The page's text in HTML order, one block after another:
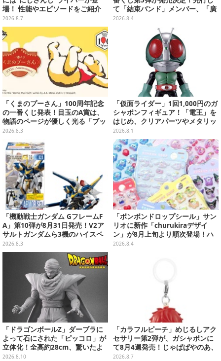
場！ 性能やエピソードをご紹介
2026.8.7
て「結束バンド」メンバー、「廣
井きくり」のメイド衣装フィギュ
2026.8.4
「くまのプーさん」100周年記念
の一番くじ発表！目玉のA賞は、
物語のページが優しく光る「ブッ
クシェイプドライト」
2026.8.3
「仮面ライダー」1回1,000円のガ
シャポンフィギュア！「電王」を
はじめ、クリアパーツやメタリッ
ク彩色でこだわりが詰まった4種
類
2026.8.1
「機動戦士ガンダム GフレームF
A」第10弾が8月31日発売！V2ア
サルトガンダムら3機のハイスペ
ック可動フィギュア
2026.8.3
「ボンボンドロップシール」サン
リオに新作「churukiraデザイ
ン」が8月上旬より順次登場！ハ
ローキティ、はぴだんぶいなど全
2026.8.4
「ドラゴンボールZ」ダーブラに
よって石にされた「ピッコロ」が
立体化！全高約28cm、驚いたよ
うな表情とポーズをそのまま再現
2026.8.10
「カラフルピーチ」めじるしアク
セサリー第2弾が、ガシャポンに
て8月4週発売！じゃぱぱやのあ、
シヴァたちメンバー11名分ライン
2026.8.7